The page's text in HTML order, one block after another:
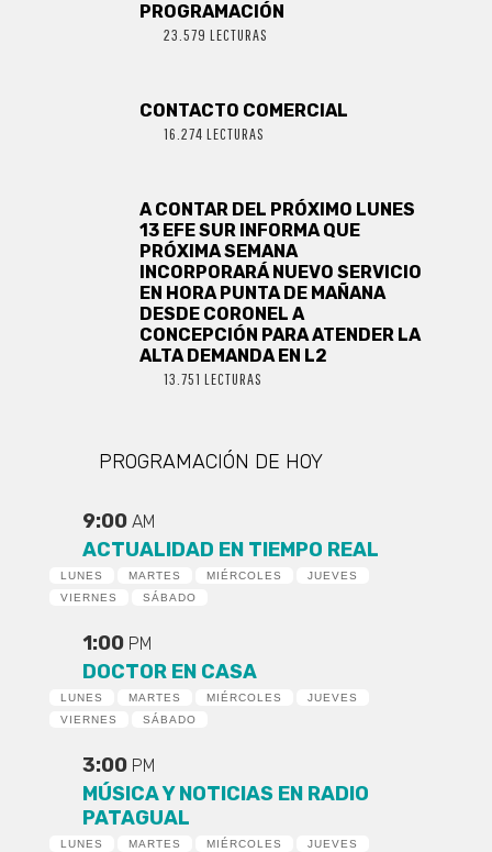
PROGRAMACIÓN
23.579 LECTURAS
CONTACTO COMERCIAL
16.274 LECTURAS
A CONTAR DEL PRÓXIMO LUNES
13 EFE SUR INFORMA QUE
PRÓXIMA SEMANA
INCORPORARÁ NUEVO SERVICIO
EN HORA PUNTA DE MAÑANA
DESDE CORONEL A
CONCEPCIÓN PARA ATENDER LA
ALTA DEMANDA EN L2
13.751 LECTURAS
PROGRAMACIÓN DE HOY
9:00 AM
ACTUALIDAD EN TIEMPO REAL
LUNES MARTES MIÉRCOLES
JUEVES
VIERNES
SÁBADO
1:00 PM
DOCTOR EN CASA
LUNES MARTES MIÉRCOLES
JUEVES
VIERNES
SÁBADO
3:00 PM
MÚSICA Y NOTICIAS EN RADIO
PATAGUAL
LUNES MARTES MIÉRCOLES
JUEVES